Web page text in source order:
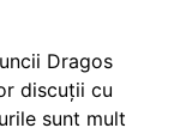
Dragos
discuții cu
sunt mult